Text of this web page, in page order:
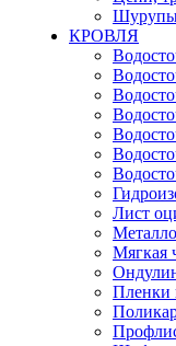
КРОВЛЯ
Лист
Мягкая
Пленки